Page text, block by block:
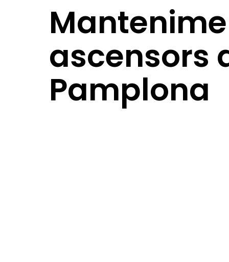
ascensors
Pamplona